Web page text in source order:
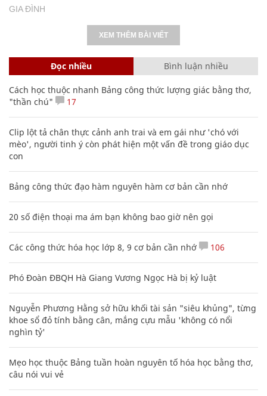
GIA ĐÌNH
XEM THÊM BÀI VIẾT
Đọc nhiều Bình luận nhiều
Cách học thuộc nhanh Bảng công thức lượng giác bằng thơ,
"thần chú"
17
Clip lột tả chân thực cảnh anh trai và em gái như 'chó với
mèo', người tinh ý còn phát hiện một vấn đề trong giáo dục
con
Bảng công thức đạo hàm nguyên hàm cơ bản cần nhớ
20 số điện thoại ma ám bạn không bao giờ nên gọi
Các công thức hóa học lớp 8, 9 cơ bản cần nhớ 106
Phó Đoàn ĐBQH Hà Giang Vương Ngọc Hà bị kỷ luật
Nguyễn Phương Hằng sở hữu khối tài sản "siêu khủng", từng
khoe sổ đỏ tính bằng cân, mắng cựu mẫu 'không có nổi
nghìn tỷ'
Mẹo học thuộc Bảng tuần hoàn nguyên tố hóa học bằng thơ,
câu nói vui vẻ